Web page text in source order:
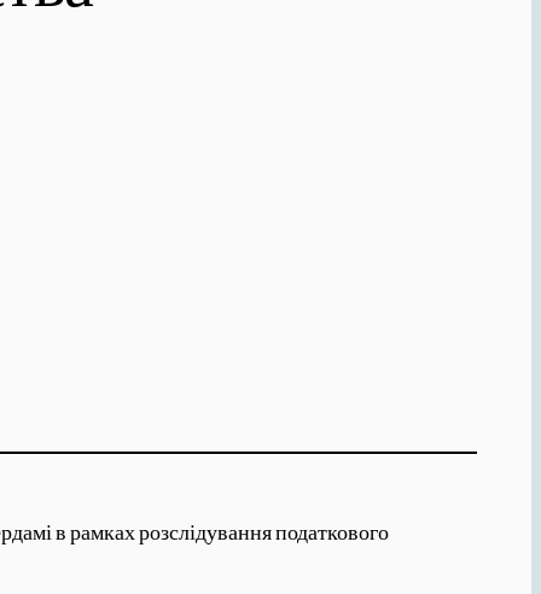
в рамках розслідування податкового